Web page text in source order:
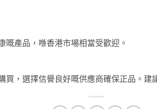
嘅產品，喺香港市場相當受歡迎。
買，選擇信譽良好嘅供應商確保正品。建